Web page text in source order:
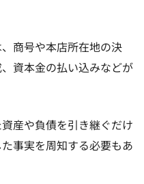
商号や本店所在地の決
資本金の払い込みなどが
産や負債を引き継ぐだけ
事実を周知する必要もあ